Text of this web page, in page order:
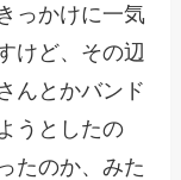
っかけに一気
けど、その辺
んとかバンド
うとしたの
たのか、みた